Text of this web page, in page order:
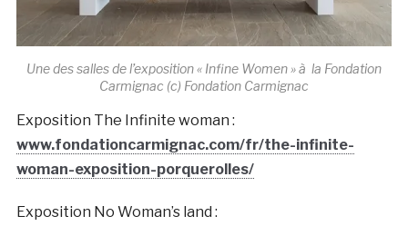
Une des salles de l’exposition « Infine Women » à la Fondation
Carmignac (c) Fondation Carmignac
Exposition The Infinite woman :
www.fondationcarmignac.com/fr/the-infinite-
woman-exposition-porquerolles/
Exposition No Woman’s land :